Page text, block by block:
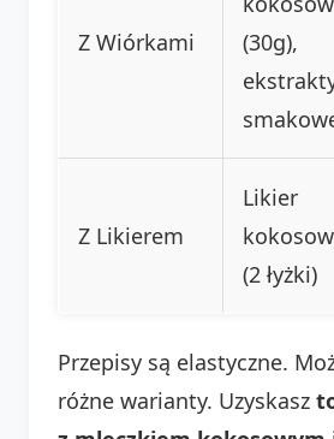
Z Wiórkami
(30g),
Z Likierem
Likier
(2 łyżki)
Przepisy są elastyczne.
różne warianty. Uzyskasz